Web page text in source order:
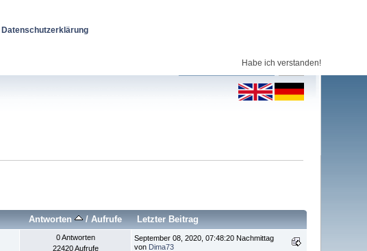
Datenschutzerklärung
Habe ich verstanden!
Antworten / Aufrufe Letzter Beitrag
0 Antworten
22420 Aufrufe
September 08, 2020, 07:48:20 Nachmittag
von Dima73